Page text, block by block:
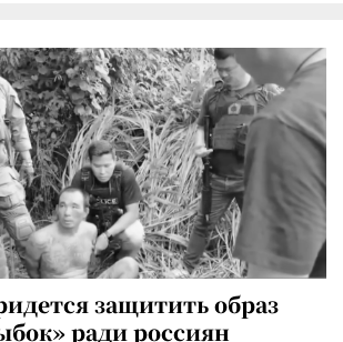
защитить образ
ради россиян